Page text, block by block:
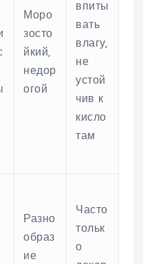
Моро
зосто
йкий,
недор
огой
впиты
вать
влагу,
не
устой
чив к
кисло
там
Разно
образ
ие
Часто
тольк
о